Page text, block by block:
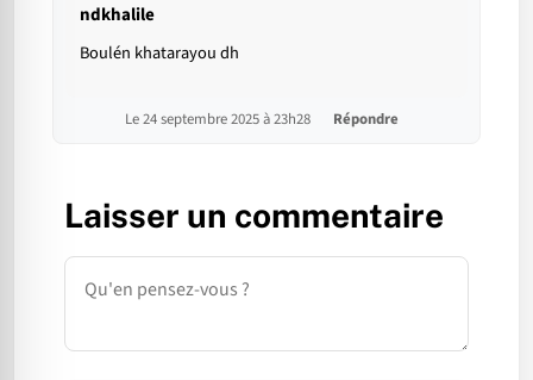
ndkhalile
Boulén khatarayou dh
Le 24 septembre 2025 à 23h28 Répondre
Laisser un commentaire
Commentaire